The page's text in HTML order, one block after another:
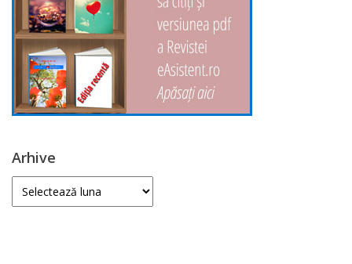
Arhive
Arhive